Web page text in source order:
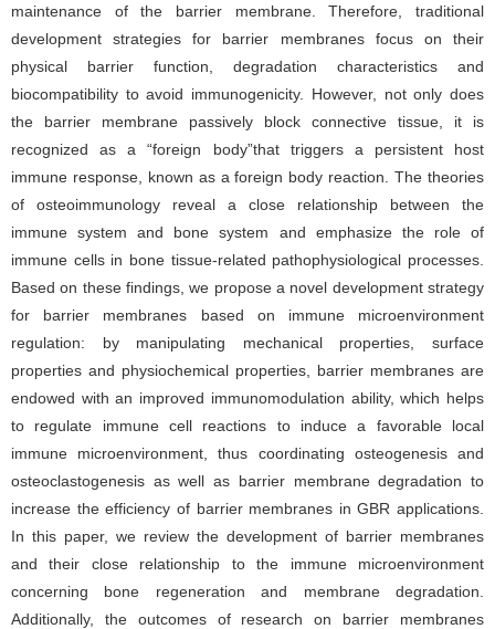
maintenance of the barrier membrane. Therefore, traditional
development strategies for barrier membranes focus on their
physical barrier function, degradation characteristics and
biocompatibility to avoid immunogenicity. However, not only does
the barrier membrane passively block connective tissue, it is
recognized as a “foreign body”that triggers a persistent host
immune response, known as a foreign body reaction. The theories
of osteoimmunology reveal a close relationship between the
immune system and bone system and emphasize the role of
immune cells in bone tissue-related pathophysiological processes.
Based on these findings, we propose a novel development strategy
for barrier membranes based on immune microenvironment
regulation: by manipulating mechanical properties, surface
properties and physiochemical properties, barrier membranes are
endowed with an improved immunomodulation ability, which helps
to regulate immune cell reactions to induce a favorable local
immune microenvironment, thus coordinating osteogenesis and
osteoclastogenesis as well as barrier membrane degradation to
increase the efficiency of barrier membranes in GBR applications.
In this paper, we review the development of barrier membranes
and their close relationship to the immune microenvironment
concerning bone regeneration and membrane degradation.
Additionally, the outcomes of research on barrier membranes